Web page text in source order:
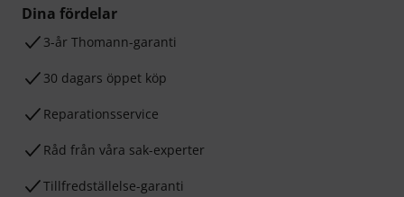
Dina fördelar
3-år Thomann-garanti
30 dagars öppet köp
Reparationsservice
Råd från våra sak-experter
Tillfredställelse-garanti